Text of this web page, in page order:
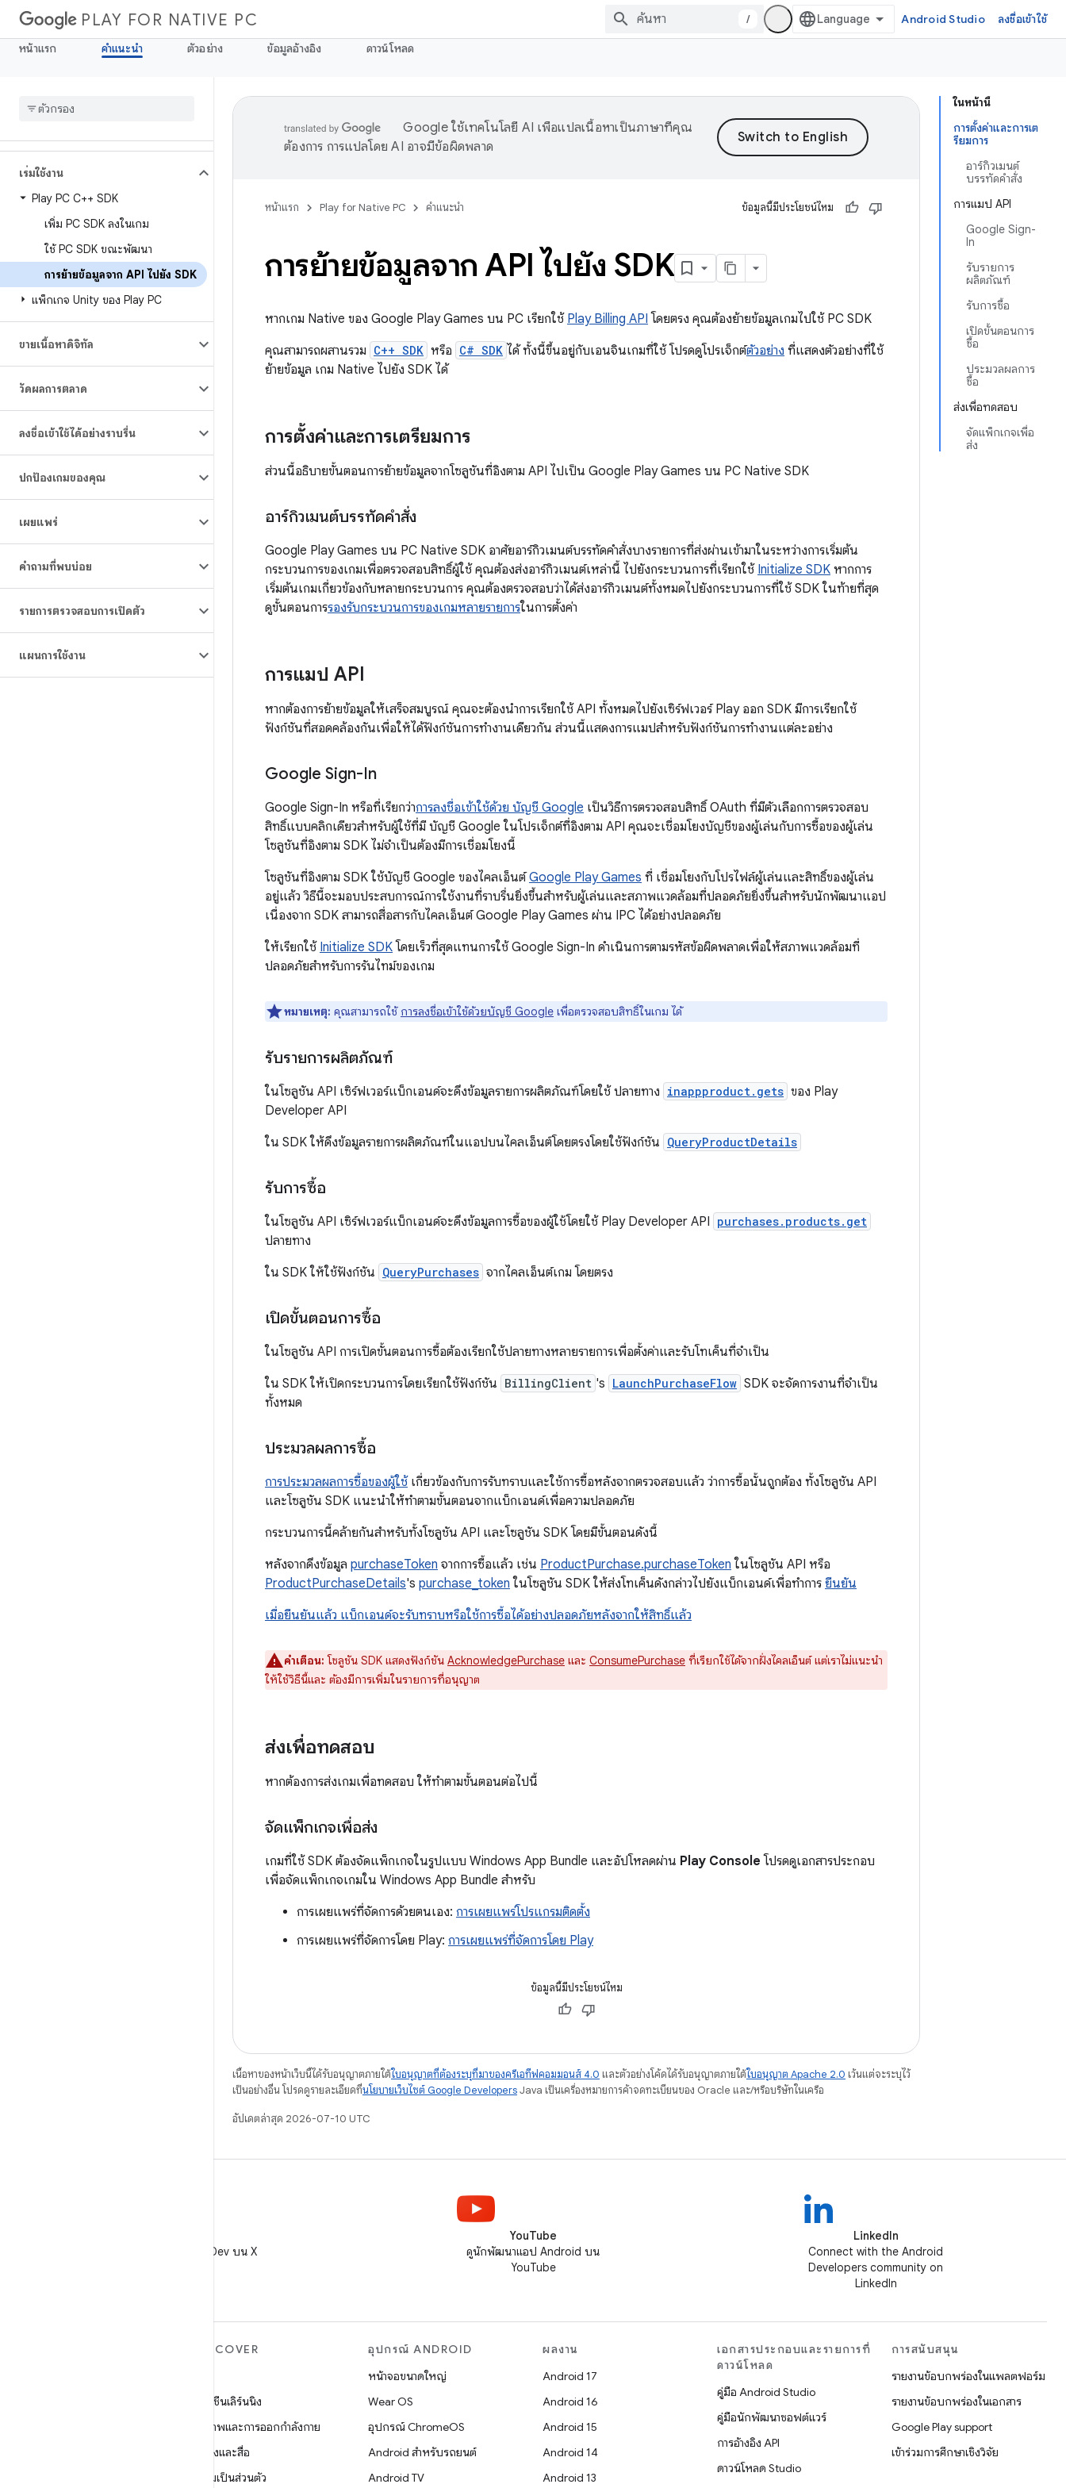
PLAY FOR NATIVE PC / Android Studio ลงชื่อเข้าใช้
หน้าแรก คำแนะนำ ตัวอย่าง ข้อมูลอ้างอิง ดาวน์โหลด
เริ่มใช้งาน
Play PC C++ SDK
เพิ่ม PC SDK ลงในเกม
ใช้ PC SDK ขณะพัฒนา
การย้ายข้อมูลจาก API ไปยัง SDK
แพ็กเกจ Unity ของ Play PC
ขายเนื้อหาดิจิทัล
วัดผลการตลาด
ลงชื่อเข้าใช้ได้อย่างราบรื่น
ปกป้องเกมของคุณ
เผยแพร่
คำถามที่พบบ่อย
รายการตรวจสอบการเปิดตัว
แผนการใช้งาน
ในหน้านี้
การตั้งค่าและการเต
รียมการ
อาร์กิวเมนต์
บรรทัดคำสั่ง
การแมป API
Google Sign-
In
รับรายการ
ผลิตภัณฑ์
รับการซื้อ
เปิดขั้นตอนการ
ซื้อ
ประมวลผลการ
ซื้อ
ส่งเพื่อทดสอบ
จัดแพ็กเกจเพื่อ
ส่ง
Google ใช้เทคโนโลยี AI เพื่อแปลเนื้อหาเป็นภาษาที่คุณ
ต้องการ การแปลโดย AI อาจมีข้อผิดพลาด
หน้าแรก Play for Native PC คำแนะนำ ข้อมูลนี้มีประโยชน์ไหม
การย้ายข้อมูลจาก API ไปยัง SDK
หากเกม Native ของ Google Play Games บน PC เรียกใช้ Play Billing API โดยตรง คุณต้องย้ายข้อมูลเกมไปใช้ PC SDK
คุณสามารถผสานรวม C++ SDK หรือ C# SDK ได้ ทั้งนี้ขึ้นอยู่กับเอนจินเกมที่ใช้ โปรดดูโปรเจ็กต์ตัวอย่าง ที่แสดงตัวอย่างที่ใช้
ย้ายข้อมูล เกม Native ไปยัง SDK ได้
การตั้งค่าและการเตรียมการ
ส่วนนี้อธิบายขั้นตอนการย้ายข้อมูลจากโซลูชันที่อิงตาม API ไปเป็น Google Play Games บน PC Native SDK
อาร์กิวเมนต์บรรทัดคำสั่ง
Google Play Games บน PC Native SDK อาศัยอาร์กิวเมนต์บรรทัดคำสั่งบางรายการที่ส่งผ่านเข้ามาในระหว่างการเริ่มต้น
กระบวนการของเกมเพื่อตรวจสอบสิทธิ์ผู้ใช้ คุณต้องส่งอาร์กิวเมนต์เหล่านี้ ไปยังกระบวนการที่เรียกใช้ Initialize SDK หากการ
เริ่มต้นเกมเกี่ยวข้องกับหลายกระบวนการ คุณต้องตรวจสอบว่าได้ส่งอาร์กิวเมนต์ทั้งหมดไปยังกระบวนการที่ใช้ SDK ในท้ายที่สุด
ดูขั้นตอนการรองรับกระบวนการของเกมหลายรายการในการตั้งค่า
การแมป API
หากต้องการย้ายข้อมูลให้เสร็จสมบูรณ์ คุณจะต้องนำการเรียกใช้ API ทั้งหมดไปยังเซิร์ฟเวอร์ Play ออก SDK มีการเรียกใช้
ฟังก์ชันที่สอดคล้องกันเพื่อให้ได้ฟังก์ชันการทำงานเดียวกัน ส่วนนี้แสดงการแมปสำหรับฟังก์ชันการทำงานแต่ละอย่าง
Google Sign-In
Google Sign-In หรือที่เรียกว่าการลงชื่อเข้าใช้ด้วย บัญชี Google เป็นวิธีการตรวจสอบสิทธิ์ OAuth ที่มีตัวเลือกการตรวจสอบ
สิทธิ์แบบคลิกเดียวสำหรับผู้ใช้ที่มี บัญชี Google ในโปรเจ็กต์ที่อิงตาม API คุณจะเชื่อมโยงบัญชีของผู้เล่นกับการซื้อของผู้เล่น
โซลูชันที่อิงตาม SDK ไม่จำเป็นต้องมีการเชื่อมโยงนี้
โซลูชันที่อิงตาม SDK ใช้บัญชี Google ของไคลเอ็นต์Google Play Games ที่ เชื่อมโยงกับโปรไฟล์ผู้เล่นและสิทธิ์ของผู้เล่น
อยู่แล้ว วิธีนี้จะมอบประสบการณ์การใช้งานที่ราบรื่นยิ่งขึ้นสำหรับผู้เล่นและสภาพแวดล้อมที่ปลอดภัยยิ่งขึ้นสำหรับนักพัฒนาแอป
เนื่องจาก SDK สามารถสื่อสารกับไคลเอ็นต์ Google Play Games ผ่าน IPC ได้อย่างปลอดภัย
ให้เรียกใช้ Initialize SDK โดยเร็วที่สุดแทนการใช้ Google Sign-In ดำเนินการตามรหัสข้อผิดพลาดเพื่อให้สภาพแวดล้อมที่
ปลอดภัยสำหรับการรันไทม์ของเกม
หมายเหตุ: คุณสามารถใช้ การลงชื่อเข้าใช้ด้วยบัญชี Google เพื่อตรวจสอบสิทธิ์ในเกม ได้
รับรายการผลิตภัณฑ์
ในโซลูชัน API เซิร์ฟเวอร์แบ็กเอนด์จะดึงข้อมูลรายการผลิตภัณฑ์โดยใช้ ปลายทาง inappproduct.gets ของ Play
Developer API
ใน SDK ให้ดึงข้อมูลรายการผลิตภัณฑ์ในแอปบนไคลเอ็นต์โดยตรงโดยใช้ฟังก์ชัน QueryProductDetails
รับการซื้อ
ในโซลูชัน API เซิร์ฟเวอร์แบ็กเอนด์จะดึงข้อมูลการซื้อของผู้ใช้โดยใช้ Play Developer API purchases.products.get
ปลายทาง
ใน SDK ให้ใช้ฟังก์ชัน QueryPurchases จากไคลเอ็นต์เกม โดยตรง
เปิดขั้นตอนการซื้อ
ในโซลูชัน API การเปิดขั้นตอนการซื้อต้องเรียกใช้ปลายทางหลายรายการเพื่อตั้งค่าและรับโทเค็นที่จำเป็น
ใน SDK ให้เปิดกระบวนการโดยเรียกใช้ฟังก์ชัน BillingClient 's LaunchPurchaseFlow SDK จะจัดการงานที่จำเป็น
ทั้งหมด
ประมวลผลการซื้อ
การประมวลผลการซื้อของผู้ใช้ เกี่ยวข้องกับการรับทราบและใช้การซื้อหลังจากตรวจสอบแล้ว ว่าการซื้อนั้นถูกต้อง ทั้งโซลูชัน API
และโซลูชัน SDK แนะนำให้ทำตามขั้นตอนจากแบ็กเอนด์เพื่อความปลอดภัย
กระบวนการนี้คล้ายกันสำหรับทั้งโซลูชัน API และโซลูชัน SDK โดยมีขั้นตอนดังนี้
หลังจากดึงข้อมูล purchaseToken จากการซื้อแล้ว เช่น ProductPurchase.purchaseToken ในโซลูชัน API หรือ
ProductPurchaseDetails's purchase_token ในโซลูชัน SDK ให้ส่งโทเค็นดังกล่าวไปยังแบ็กเอนด์เพื่อทำการ ยืนยัน
เมื่อยืนยันแล้ว แบ็กเอนด์จะรับทราบหรือใช้การซื้อได้อย่างปลอดภัยหลังจากให้สิทธิ์แล้ว
คำเตือน: โซลูชัน SDK แสดงฟังก์ชัน AcknowledgePurchase และ ConsumePurchase ที่เรียกใช้ได้จากฝั่งไคลเอ็นต์ แต่เราไม่แนะนำ
ให้ใช้วิธีนี้และ ต้องมีการเพิ่มในรายการที่อนุญาต
ส่งเพื่อทดสอบ
หากต้องการส่งเกมเพื่อทดสอบ ให้ทำตามขั้นตอนต่อไปนี้
จัดแพ็กเกจเพื่อส่ง
เกมที่ใช้ SDK ต้องจัดแพ็กเกจในรูปแบบ Windows App Bundle และอัปโหลดผ่าน Play Console โปรดดูเอกสารประกอบ
เพื่อจัดแพ็กเกจเกมใน Windows App Bundle สำหรับ
การเผยแพร่ที่จัดการด้วยตนเอง: การเผยแพร่โปรแกรมติดตั้ง
การเผยแพร่ที่จัดการโดย Play: การเผยแพร่ที่จัดการโดย Play
ข้อมูลนี้มีประโยชน์ไหม
เนื้อหาของหน้าเว็บนี้ได้รับอนุญาตภายใต้ใบอนุญาตที่ต้องระบุที่มาของครีเอทีฟคอมมอนส์ 4.0 และตัวอย่างโค้ดได้รับอนุญาตภายใต้ใบอนุญาต Apache 2.0 เว้นแต่จะระบุไว้
เป็นอย่างอื่น โปรดดูรายละเอียดที่นโยบายเว็บไซต์ Google DevelopersJava เป็นเครื่องหมายการค้าจดทะเบียนของ Oracle และ/หรือบริษัทในเครือ
อัปเดตล่าสุด 2026-07-10 UTC
ติดตาม @AndroidDev บน X
YouTube
ดูนักพัฒนาแอป Android บน
YouTube
LinkedIn
Connect with the Android
Developers community on
LinkedIn
DISCOVER
แมชชีนเลิร์นนิง
สุขภาพและการออกกำลังกาย
กล้องและสื่อ
ความเป็นส่วนตัว
อุปกรณ์ ANDROID
หน้าจอขนาดใหญ่
Wear OS
อุปกรณ์ ChromeOS
Android สำหรับรถยนต์
Android TV
ผลงาน
Android 17
Android 16
Android 15
Android 14
Android 13
เอกสารประกอบและรายการที่
ดาวน์โหลด
คู่มือ Android Studio
คู่มือนักพัฒนาซอฟต์แวร์
การอ้างอิง API
ดาวน์โหลด Studio
การสนับสนุน
รายงานข้อบกพร่องในแพลตฟอร์ม
รายงานข้อบกพร่องในเอกสาร
Google Play support
เข้าร่วมการศึกษาเชิงวิจัย